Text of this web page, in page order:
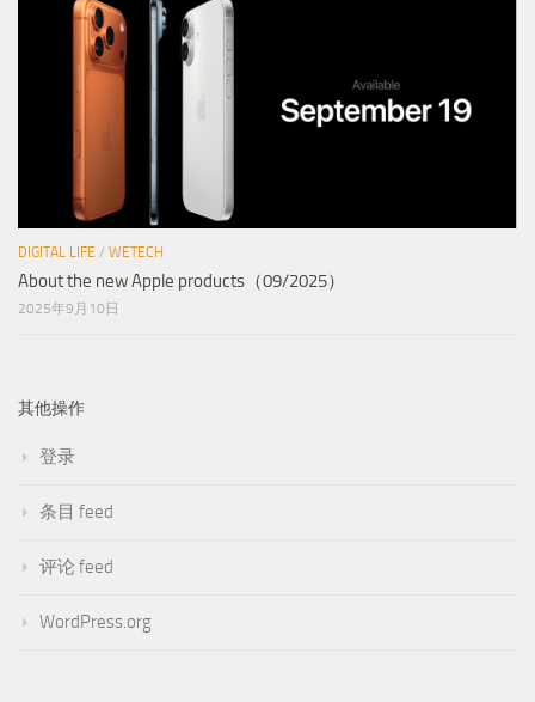
DIGITAL LIFE / WETECH
About the new Apple products（09/2025）
2025年9月10日
其他操作
登录
条目 feed
评论 feed
WordPress.org